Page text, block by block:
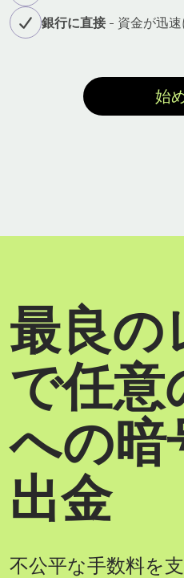
銀行に直接 - 資金が迅
始
最良の
で任意
への暗
出金
不公平な手数料を